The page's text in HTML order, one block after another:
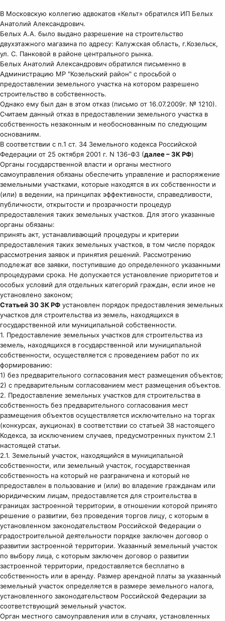
В Московскую коллегию адвокатов «Кельт» обратился ИП Белых
Анатолий Александрович.
Белых А.А. было выдано разрешение на строительство
двухэтажного магазина по адресу: Калужская область, г.Козельск,
ул. С. Панковой в районе центрального рынка.
Белых Анатолий Александрович обратился письменно в
Администрацию МР "Козельский район" с просьбой о
предоставлении земельного участка на котором разрешено
строительство в собственность.
Однако ему был дан в этом отказ (письмо от 16.07.2009г. № 1210).
Считаем данный отказ в предоставлении земельного участка в
собственность незаконным и необоснованным по следующим
основаниям.
В соответствии с п.1 ст. 34 Земельного кодекса Российской
Федерации от 25 октября 2001 г. N 136-ФЗ (далее – ЗК РФ)
Органы государственной власти и органы местного
самоуправления обязаны обеспечить управление и распоряжение
земельными участками, которые находятся в их собственности и
(или) в ведении, на принципах эффективности, справедливости,
публичности, открытости и прозрачности процедур
предоставления таких земельных участков. Для этого указанные
органы обязаны:
принять акт, устанавливающий процедуры и критерии
предоставления таких земельных участков, в том числе порядок
рассмотрения заявок и принятия решений. Рассмотрению
подлежат все заявки, поступившие до определенного указанными
процедурами срока. Не допускается установление приоритетов и
особых условий для отдельных категорий граждан, если иное не
установлено законом;
Статьей 30 ЗК РФ установлен порядок предоставления земельных
участков для строительства из земель, находящихся в
государственной или муниципальной собственности.
1. Предоставление земельных участков для строительства из
земель, находящихся в государственной или муниципальной
собственности, осуществляется с проведением работ по их
формированию:
1) без предварительного согласования мест размещения объектов;
2) с предварительным согласованием мест размещения объектов.
2. Предоставление земельных участков для строительства в
собственность без предварительного согласования мест
размещения объектов осуществляется исключительно на торгах
(конкурсах, аукционах) в соответствии со статьей 38 настоящего
Кодекса, за исключением случаев, предусмотренных пунктом 2.1
настоящей статьи.
2.1. Земельный участок, находящийся в муниципальной
собственности, или земельный участок, государственная
собственность на который не разграничена и который не
предоставлен в пользование и (или) во владение гражданам или
юридическим лицам, предоставляется для строительства в
границах застроенной территории, в отношении которой принято
решение о развитии, без проведения торгов лицу, с которым в
установленном законодательством Российской Федерации о
градостроительной деятельности порядке заключен договор о
развитии застроенной территории. Указанный земельный участок
по выбору лица, с которым заключен договор о развитии
застроенной территории, предоставляется бесплатно в
собственность или в аренду. Размер арендной платы за указанный
земельный участок определяется в размере земельного налога,
установленного законодательством Российской Федерации за
соответствующий земельный участок.
Орган местного самоуправления или в случаях, установленных